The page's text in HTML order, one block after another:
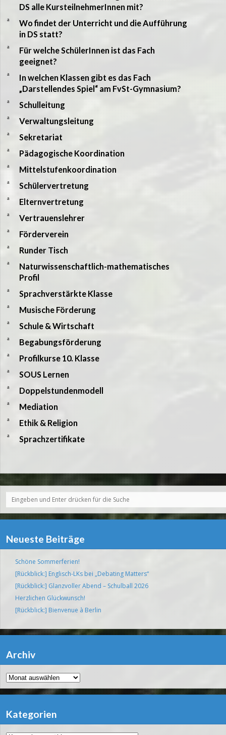
DS alle KursteilnehmerInnen mit?
a
Wo findet der Unterricht und die Aufführung
in DS statt?
a
Für welche SchülerInnen ist das Fach
geeignet?
a
In welchen Klassen gibt es das Fach
„Darstellendes Spiel“ am FvSt-Gymnasium?
a Schulleitung
a Verwaltungsleitung
a Sekretariat
a Pädagogische Koordination
a Mittelstufenkoordination
a Schülervertretung
a Elternvertretung
a Vertrauenslehrer
a Förderverein
a Runder Tisch
a
Naturwissenschaftlich-mathematisches
Profil
a Sprachverstärkte Klasse
a Musische Förderung
a Schule & Wirtschaft
a Begabungsförderung
a Profilkurse 10. Klasse
a SOUS Lernen
a Doppelstundenmodell
a Mediation
a Ethik & Religion
a Sprachzertifikate
Neueste Beiträge
Schöne Sommerferien!
[Rückblick:] Englisch-LKs bei „Debating Matters“
[Rückblick:] Glanzvoller Abend – Schulball 2026
Herzlichen Glückwunsch!
[Rückblick:] Bienvenue à Berlin
Archiv
Archiv
Kategorien